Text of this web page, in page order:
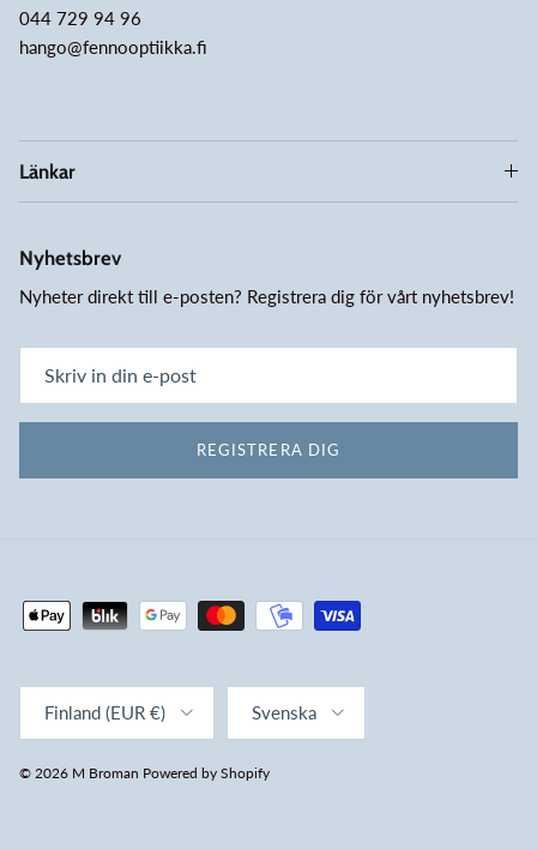
044 729 94 96
hango@fennooptiikka.fi
Länkar
Nyhetsbrev
Nyheter direkt till e-posten? Registrera dig för vårt nyhetsbrev!
REGISTRERA DIG
Finland (EUR €) Svenska
© 2026 M Broman Powered by Shopify